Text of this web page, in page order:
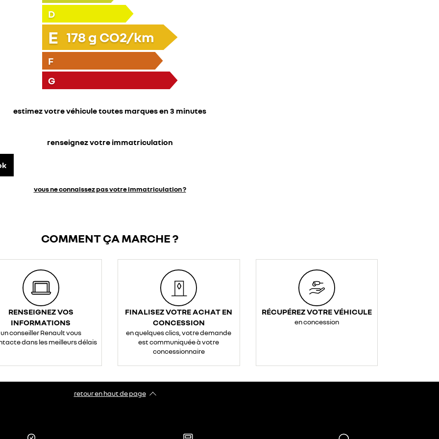
D
E 178 g CO2/km
F
G
estimez votre véhicule toutes marques en 3 minutes
renseignez votre immatriculation
vous ne connaissez pas votre immatriculation ?
COMMENT ÇA MARCHE ?
RENSEIGNEZ VOS
INFORMATIONS
un conseiller Renault vous
dans les meilleurs délais
FINALISEZ VOTRE ACHAT EN
CONCESSION
en quelques clics, votre demande
est communiquée à votre
concessionnaire
RÉCUPÉREZ VOTRE VÉHICULE
en concession
retour en haut de page​